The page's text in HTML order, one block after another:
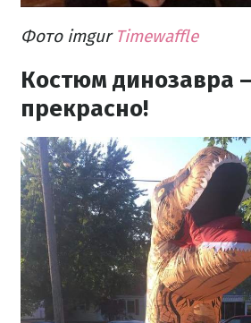
Фото imgur Timewaffle
Костюм динозавра
прекрасно!